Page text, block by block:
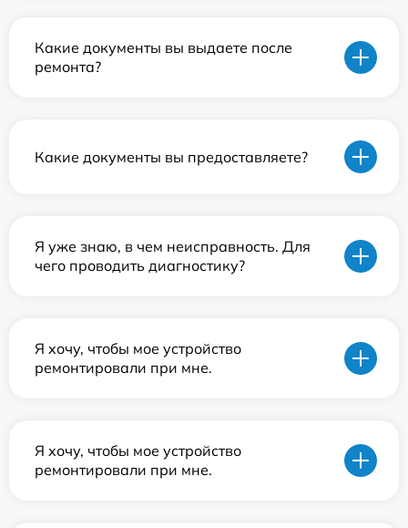
Какие документы вы выдаете после
ремонта?
Какие документы вы предоставляете?
Я уже знаю, в чем неисправность. Для
чего проводить диагностику?
Я хочу, чтобы мое устройство
ремонтировали при мне.
Я хочу, чтобы мое устройство
ремонтировали при мне.